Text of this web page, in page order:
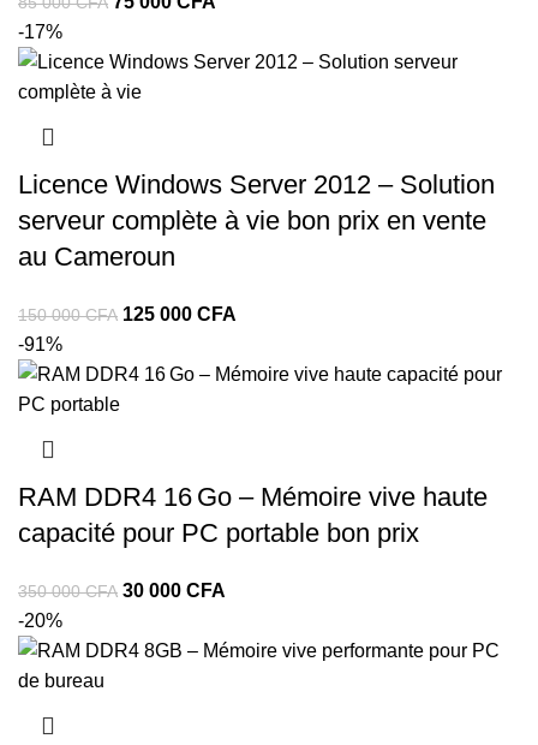
-17%
Licence Windows Server 2012 – Solution
serveur complète à vie bon prix en vente
au Cameroun
150 000CFA 125 000 CFA
-91%
RAM DDR4 16 Go – Mémoire vive haute
capacité pour PC portable bon prix
350 000CFA 30 000 CFA
-20%